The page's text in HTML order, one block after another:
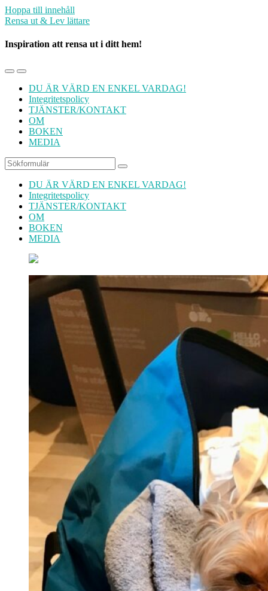
Hoppa till innehåll
Rensa ut & Lev lättare
Inspiration att rensa ut i ditt hem!
Slå
mobilmenyn
Slå
på/av
sökfältet
DU ÄR VÄRD EN ENKEL VARDAG!
Integritetspolicy
TJÄNSTER/KONTAKT
OM
BOKEN
MEDIA
Sök
DU ÄR VÄRD EN ENKEL VARDAG!
Integritetspolicy
TJÄNSTER/KONTAKT
OM
BOKEN
MEDIA